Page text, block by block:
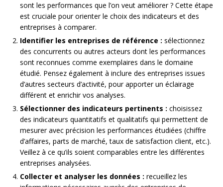
sont les performances que l’on veut améliorer ? Cette étape
est cruciale pour orienter le choix des indicateurs et des
entreprises à comparer.
Identifier les entreprises de référence : sélectionnez
des concurrents ou autres acteurs dont les performances
sont reconnues comme exemplaires dans le domaine
étudié. Pensez également à inclure des entreprises issues
d’autres secteurs d’activité, pour apporter un éclairage
différent et enrichir vos analyses.
Sélectionner des indicateurs pertinents : choisissez
des indicateurs quantitatifs et qualitatifs qui permettent de
mesurer avec précision les performances étudiées (chiffre
d’affaires, parts de marché, taux de satisfaction client, etc.).
Veillez à ce qu’ils soient comparables entre les différentes
entreprises analysées.
Collecter et analyser les données : recueillez les